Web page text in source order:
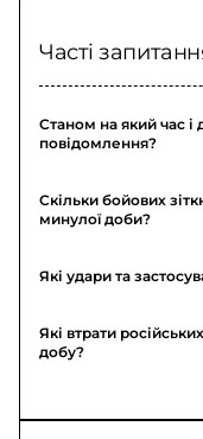
Часті
Станом на який час
повідомлення?
Скільки бойових
минулої доби?
Які удари та
Які втрати
добу?